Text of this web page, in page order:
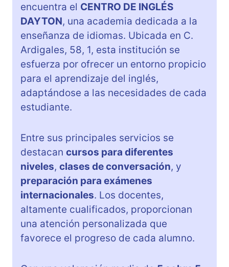
encuentra el CENTRO DE INGLÉS
DAYTON, una academia dedicada a la
enseñanza de idiomas. Ubicada en C.
Ardigales, 58, 1, esta institución se
esfuerza por ofrecer un entorno propicio
para el aprendizaje del inglés,
adaptándose a las necesidades de cada
estudiante.
Entre sus principales servicios se
destacan cursos para diferentes
niveles, clases de conversación, y
preparación para exámenes
internacionales. Los docentes,
altamente cualificados, proporcionan
una atención personalizada que
favorece el progreso de cada alumno.